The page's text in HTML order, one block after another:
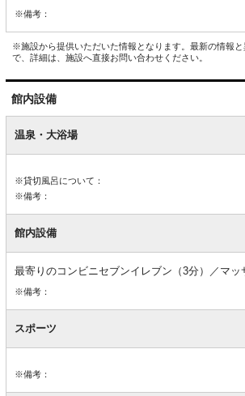
※備考：
※施設から提供いただいた情報となります。最新の情報
で、詳細は、施設へ直接お問い合わせください。
館内設備
館
内温泉・大浴場
※貸切風呂について：
※備考：
館内設備
最寄りのコンビニセブンイレブン（3分）／マッ
※備考：
スポーツ
※備考：